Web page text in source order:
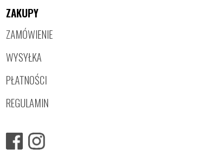
ZAKUPY
ZAMÓWIENIE
WYSYŁKA
PŁATNOŚCI
REGULAMIN